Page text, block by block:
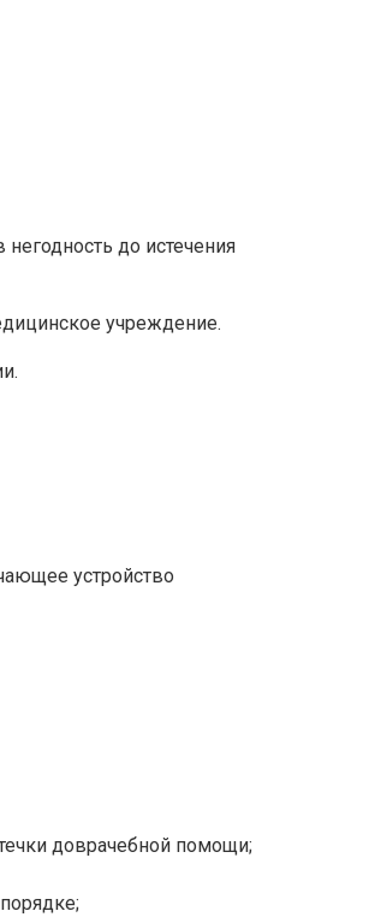
до истечения
учреждение.
устройство
доврачебной помощи;